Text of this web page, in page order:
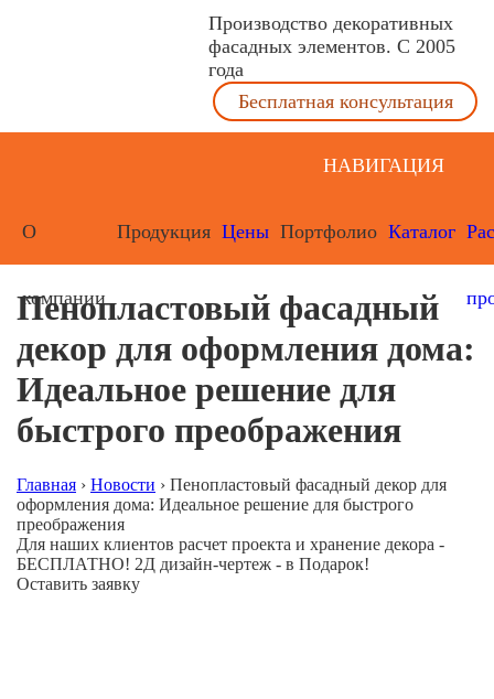
Производство декоративных
фасадных элементов. С 2005
года
Бесплатная консультация
НАВИГАЦИЯ
О
компании
Продукция Цены Портфолио Каталог
Пенопластовый фасадный
декор для оформления дома:
Идеальное решение для
быстрого преображения
Главная › Новости › Пенопластовый фасадный декор для
оформления дома: Идеальное решение для быстрого
преображения
Для наших клиентов расчет проекта и хранение декора -
БЕСПЛАТНО! 2Д дизайн-чертеж - в Подарок!
Оставить заявку